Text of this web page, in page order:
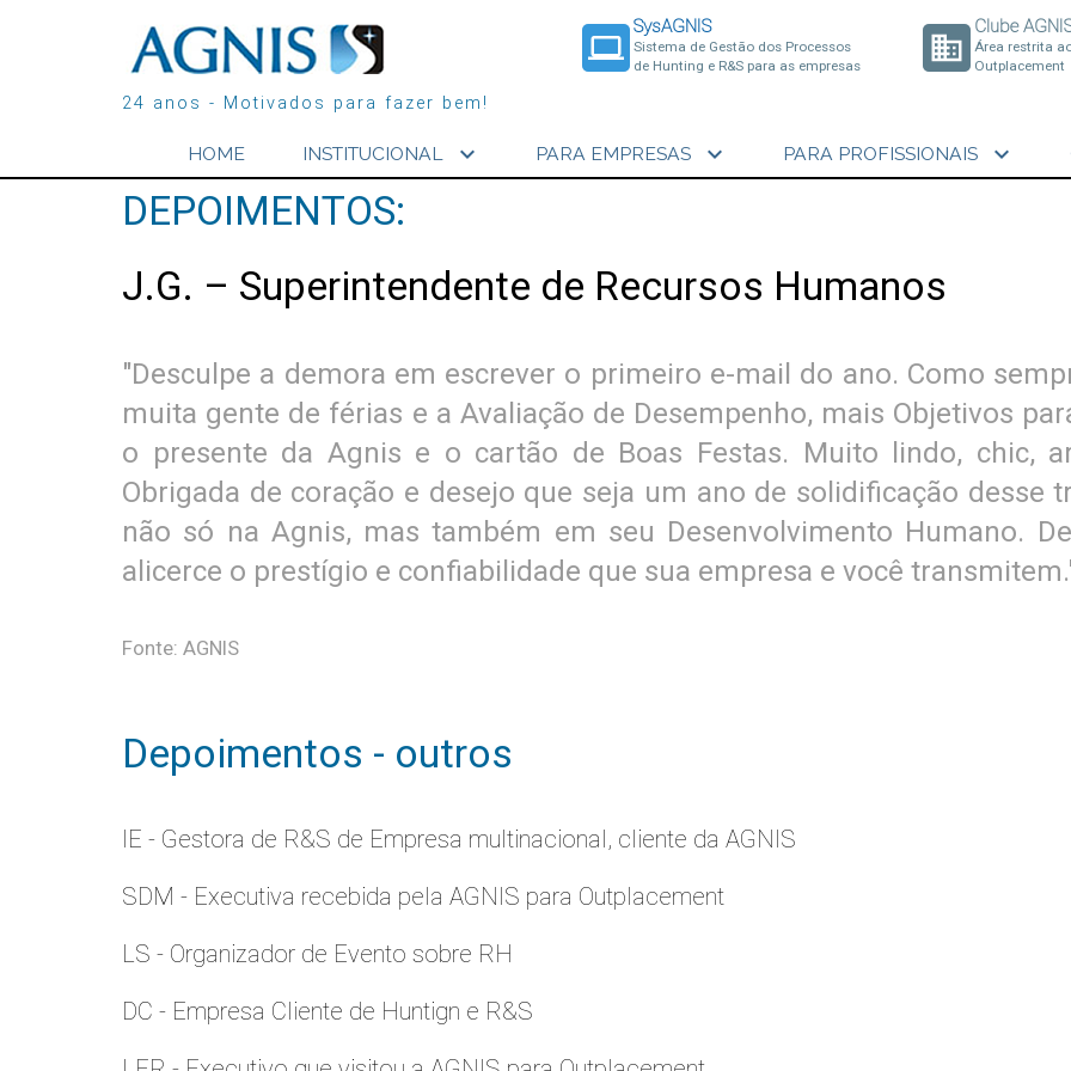
24 anos - Motivados para fazer bem!
laptop
SysAGNIS
Sistema de Gestão dos Processos
de Hunting e R&S para as empresas
business
Clube
Área restrita
Outplacement
HOME INSTITUCIONAL expand_more PARA EMPRESAS expand_more PARA PROFISSIONAIS expand_more
DEPOIMENTOS:
J.G. – Superintendente de Recursos Humanos
"Desculpe a demora em escrever o primeiro e-mail do ano. Como
muita gente de férias e a Avaliação de Desempenho, mais Objetivos
o presente da Agnis e o cartão de Boas Festas. Muito lindo, chic,
Obrigada de coração e desejo que seja um ano de solidificação desse
não só na Agnis, mas também em seu Desenvolvimento Humano.
alicerce o prestígio e confiabilidade que sua empresa e você
Fonte: AGNIS
Depoimentos - outros
IE - Gestora de R&S de Empresa multinacional, cliente da AGNIS
SDM - Executiva recebida pela AGNIS para Outplacement
LS - Organizador de Evento sobre RH
DC - Empresa Cliente de Huntign e R&S